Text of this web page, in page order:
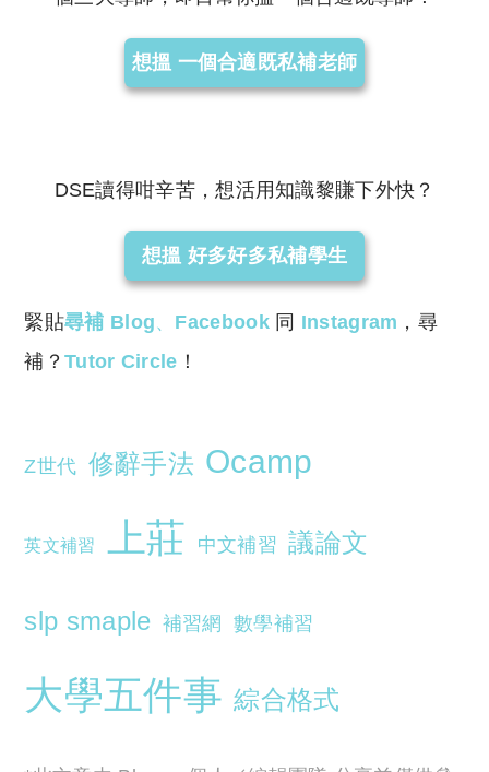
想搵 一個合適既私補老師
DSE讀得咁辛苦，想活用知識黎賺下外快？
想搵 好多好多私補學生
緊貼尋補 Blog、 Facebook 同 Instagram ，尋
補？Tutor Circle ！
Z世代 修辭手法 Ocamp
英文補習 上莊 中文補習 議論文
slp smaple 補習網 數學補習
大學五件事 綜合格式